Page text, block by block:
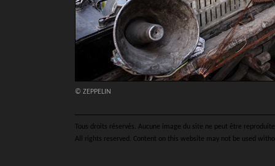
© ZEPPELIN
Tous droits réservés. Aucune image du site ne peut être
All rights reserved. Content on this website may not be used